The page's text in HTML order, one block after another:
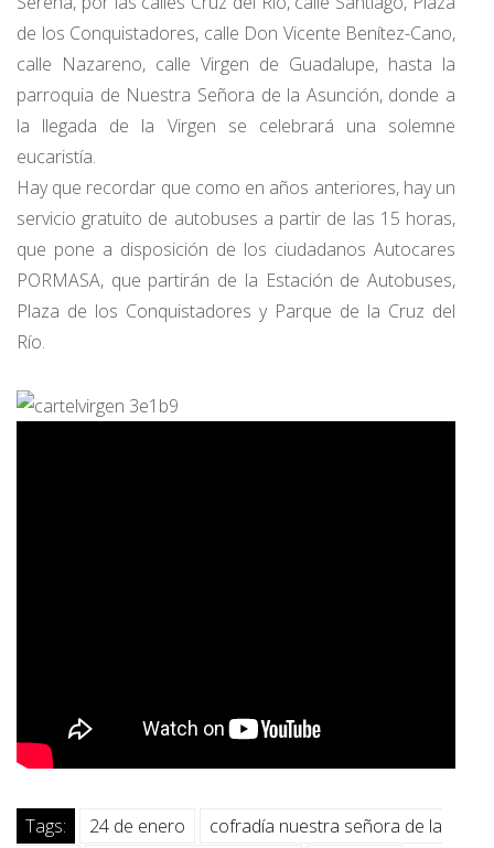
de los Conquistadores, calle Don Vicente Benítez-Cano,
calle Nazareno, calle Virgen de Guadalupe, hasta la
parroquia de Nuestra Señora de la Asunción, donde a
la llegada de la Virgen se celebrará una solemne
eucaristía.
Hay que recordar que como en años anteriores, hay un
servicio gratuito de autobuses a partir de las 15 horas,
que pone a disposición de los ciudadanos Autocares
PORMASA, que partirán de la Estación de Autobuses,
Plaza de los Conquistadores y Parque de la Cruz del
Río.
Tags: 24 de enero
cofradía nuestra señora de la